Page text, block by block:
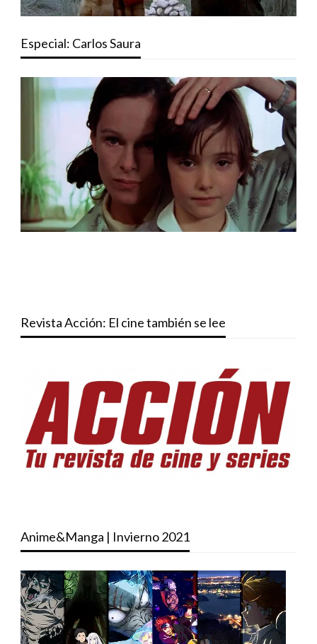
Especial: Carlos Saura
Revista Acción: El cine también se lee
Anime&Manga | Invierno 2021